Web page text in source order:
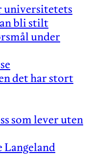
universitetets
bli stilt
under
det har stort
som lever uten